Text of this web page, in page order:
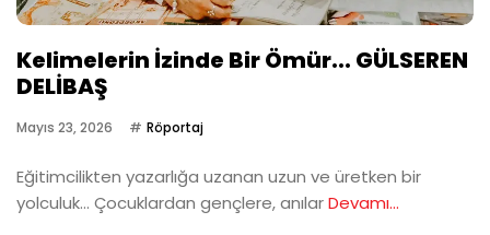
Kelimelerin İzinde Bir Ömür... GÜLSEREN
DELİBAŞ
Mayıs 23, 2026 Röportaj
Eğitimcilikten yazarlığa uzanan uzun ve üretken bir
yolculuk… Çocuklardan gençlere, anılarDevamı...